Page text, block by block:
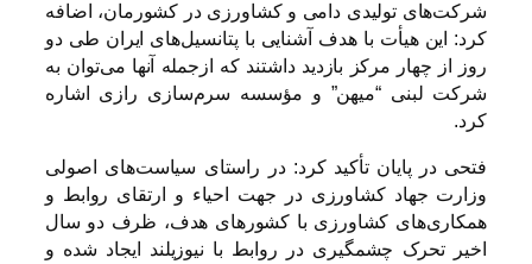
شرکت‌های تولیدی دامی و کشاورزی در کشورمان، اضافه
کرد: این هیأت با هدف آشنایی با پتانسیل‌های ایران طی دو
روز از چهار مرکز بازدید داشتند که ازجمله آنها می‌توان به
شرکت لبنی “میهن” و مؤسسه سرم‌سازی رازی اشاره
کرد.
فتحی در پایان تأکید کرد: در راستای سیاست‌های اصولی
وزارت جهاد کشاورزی در جهت احیاء و ارتقای روابط و
همکاری‌های کشاورزی با کشورهای هدف، ظرف دو سال
اخیر تحرک چشمگیری در روابط با نیوزیلند ایجاد شده و